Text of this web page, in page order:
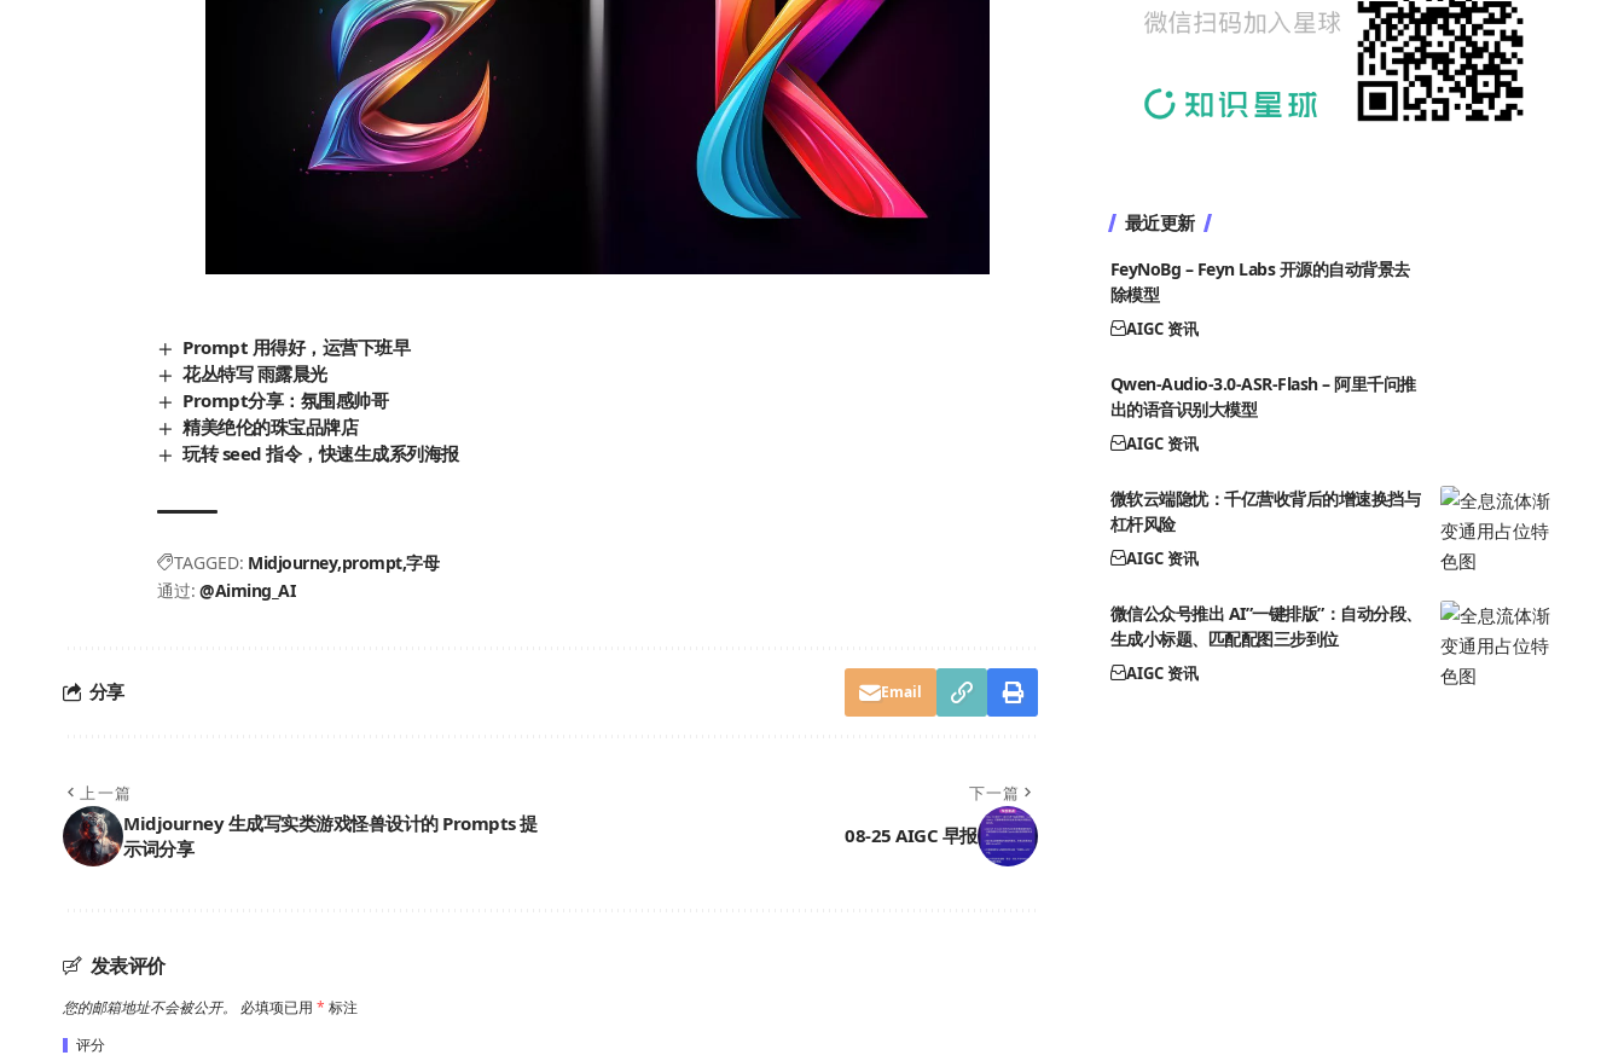
Prompt 用得好，运营下班早
花丛特写 雨露晨光
Prompt分享：氛围感帅哥
精美绝伦的珠宝品牌店
玩转 seed 指令，快速生成系列海报
TAGGED: Midjourney prompt字母
通过: @Aiming_AI
分享 Email
上一篇
Midjourney 生成写实类游戏怪兽设计的 Prompts 提
示词分享
下一篇
08-25 AIGC 早报
发表评价
您的邮箱地址不会被公开。 必填项已用 * 标注
评分
最近更新
FeyNoBg – Feyn Labs 开源的自动背景去
除模型
AIGC 资讯
Qwen-Audio-3.0-ASR-Flash – 阿里千问推
出的语音识别大模型
AIGC 资讯
微软云端隐忧：千亿营收背后的增速换挡与
杠杆风险
AIGC 资讯
微信公众号推出 AI”一键排版”：自动分段、
生成小标题、匹配配图三步到位
AIGC 资讯